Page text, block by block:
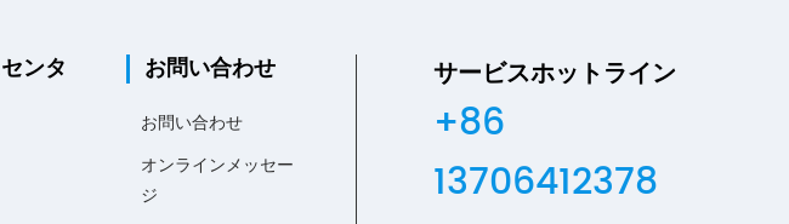
ンタ
お問い合わせ
お問い合わせ
オンラインメッセー
ジ
サービスホットライン
+86
13706412378